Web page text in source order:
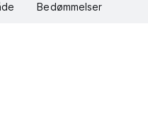
Bedømmelser